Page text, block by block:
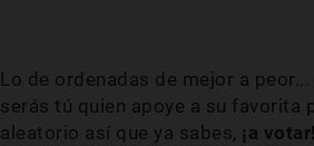
Lo de ordenadas de mejor a
serás tú quien apoye a su favorita
aleatorio así que ya sabes, ¡a votar!